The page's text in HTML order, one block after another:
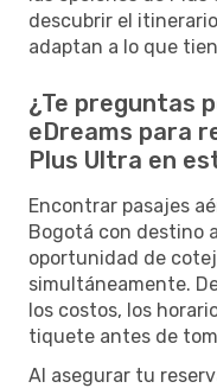
descubrir el
adaptan a lo que
¿Te preguntas
eDreams para
Plus Ultra en
Encontrar pasajes
Bogotá con destino
oportunidad de
simultáneamente.
los costos, los
tiquete antes de
Al asegurar tu